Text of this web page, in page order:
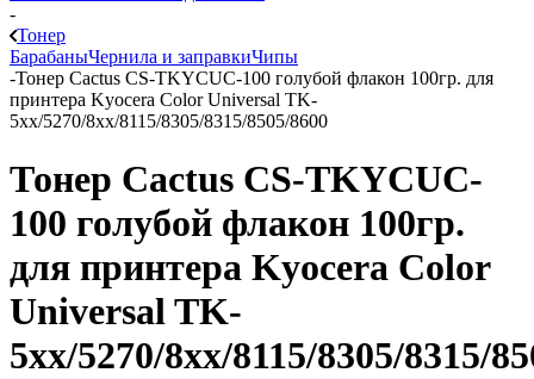
-
Тонер
БарабаныЧернила и заправкиЧипы
-Тонер Cactus CS-TKYCUC-100 голубой флакон 100гр. для
принтера Kyocera Color Universal TK-
5хх/5270/8xx/8115/8305/8315/8505/8600
Тонер Cactus CS-TKYCUC-
100 голубой флакон 100гр.
для принтера Kyocera Color
Universal TK-
5хх/5270/8xx/8115/8305/8315/